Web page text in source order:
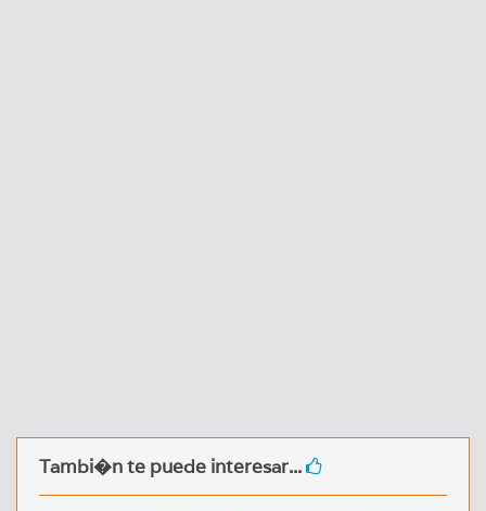
Tambi�n te puede interesar...